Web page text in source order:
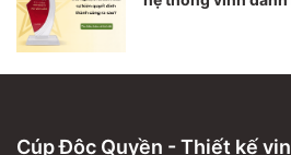
Cúp Độc Quyền - Thiết kế